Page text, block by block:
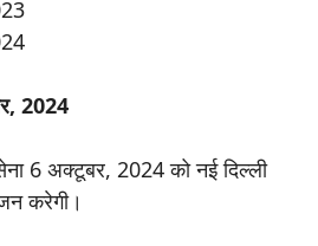
2024
6 अक्टूबर, 2024 को नई दिल्ली
करेगी।